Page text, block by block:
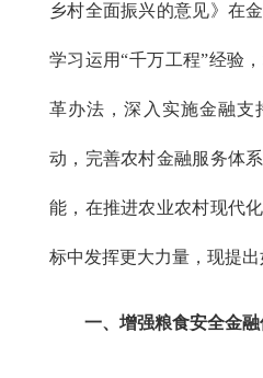
乡村全面振兴的意见》在
学习运用“千万工程”经验
革办法，深入实施金融支
动，完善农村金融服务体
能，在推进农业农村现代
标中发挥更大力量，现提出
一、增强粮食安全金